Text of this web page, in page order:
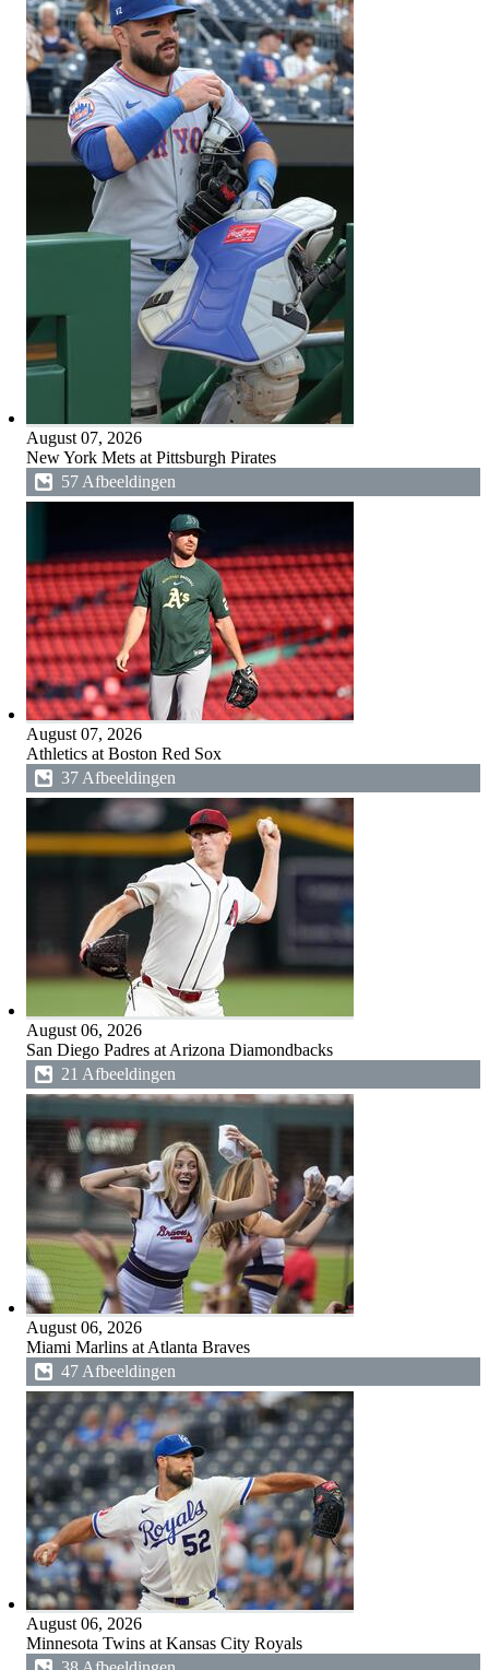
August 07, 2026
New York Mets at Pittsburgh Pirates
57 Afbeeldingen
August 07, 2026
Athletics at Boston Red Sox
37 Afbeeldingen
August 06, 2026
San Diego Padres at Arizona Diamondbacks
21 Afbeeldingen
August 06, 2026
Miami Marlins at Atlanta Braves
47 Afbeeldingen
August 06, 2026
Minnesota Twins at Kansas City Royals